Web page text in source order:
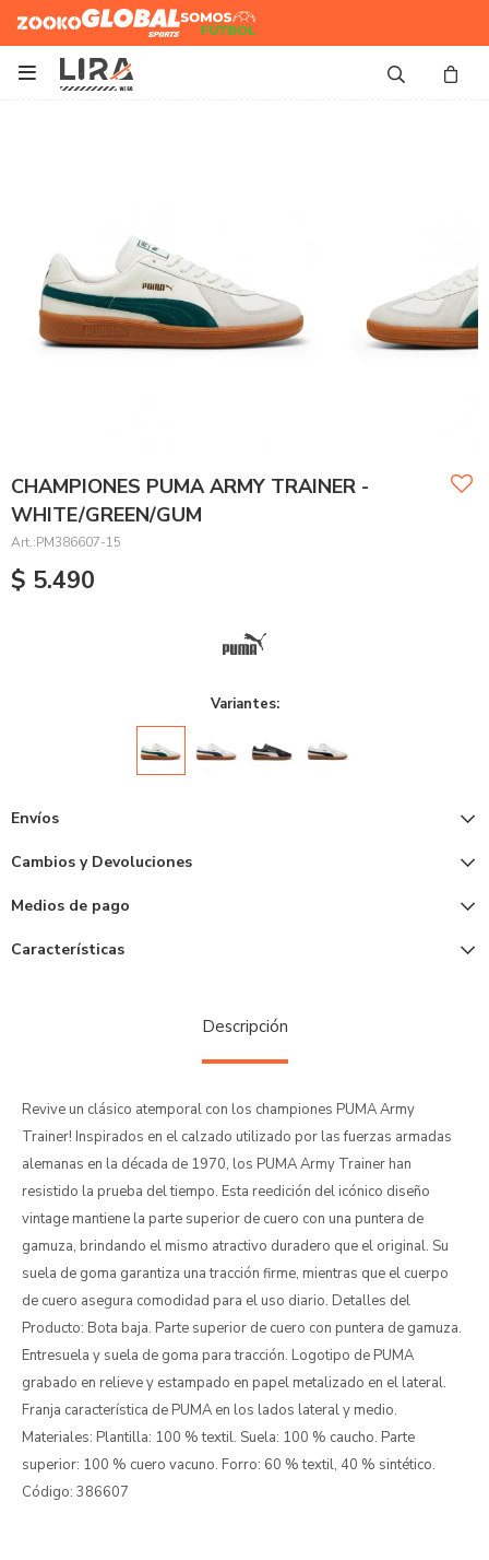
Zooko Global Sports
Somos
Futbol

CHAMPIONES PUMA ARMY TRAINER -
WHITE/GREEN/GUM
PM386607-15
$ 5.490
Variantes:
Envíos
Cambios y Devoluciones
Medios de pago
Características
Descripción
Revive un clásico atemporal con los championes PUMA Army
Trainer! Inspirados en el calzado utilizado por las fuerzas armadas
alemanas en la década de 1970, los PUMA Army Trainer han
resistido la prueba del tiempo. Esta reedición del icónico diseño
vintage mantiene la parte superior de cuero con una puntera de
gamuza, brindando el mismo atractivo duradero que el original. Su
suela de goma garantiza una tracción firme, mientras que el cuerpo
de cuero asegura comodidad para el uso diario. Detalles del
Producto: Bota baja. Parte superior de cuero con puntera de gamuza.
Entresuela y suela de goma para tracción. Logotipo de PUMA
grabado en relieve y estampado en papel metalizado en el lateral.
Franja característica de PUMA en los lados lateral y medio.
Materiales: Plantilla: 100 % textil. Suela: 100 % caucho. Parte
superior: 100 % cuero vacuno. Forro: 60 % textil, 40 % sintético.
Código: 386607